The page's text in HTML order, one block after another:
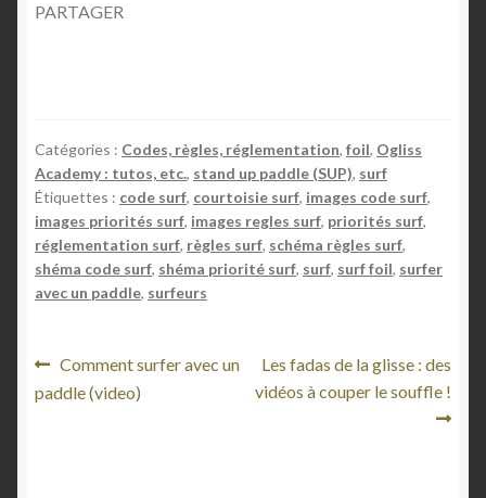
PARTAGER
Catégories : Codes, règles, réglementation, foil, Ogliss
Academy : tutos, etc., stand up paddle (SUP), surf
Étiquettes : code surf, courtoisie surf, images code surf,
images priorités surf, images regles surf, priorités surf,
réglementation surf, règles surf, schéma règles surf,
shéma code surf, shéma priorité surf, surf, surf foil, surfer
avec un paddle, surfeurs
N
a
A
r
Comment surfer avec un
paddle (video)
A
r
Les fadas de la glisse : des
vidéos à couper le souffle !